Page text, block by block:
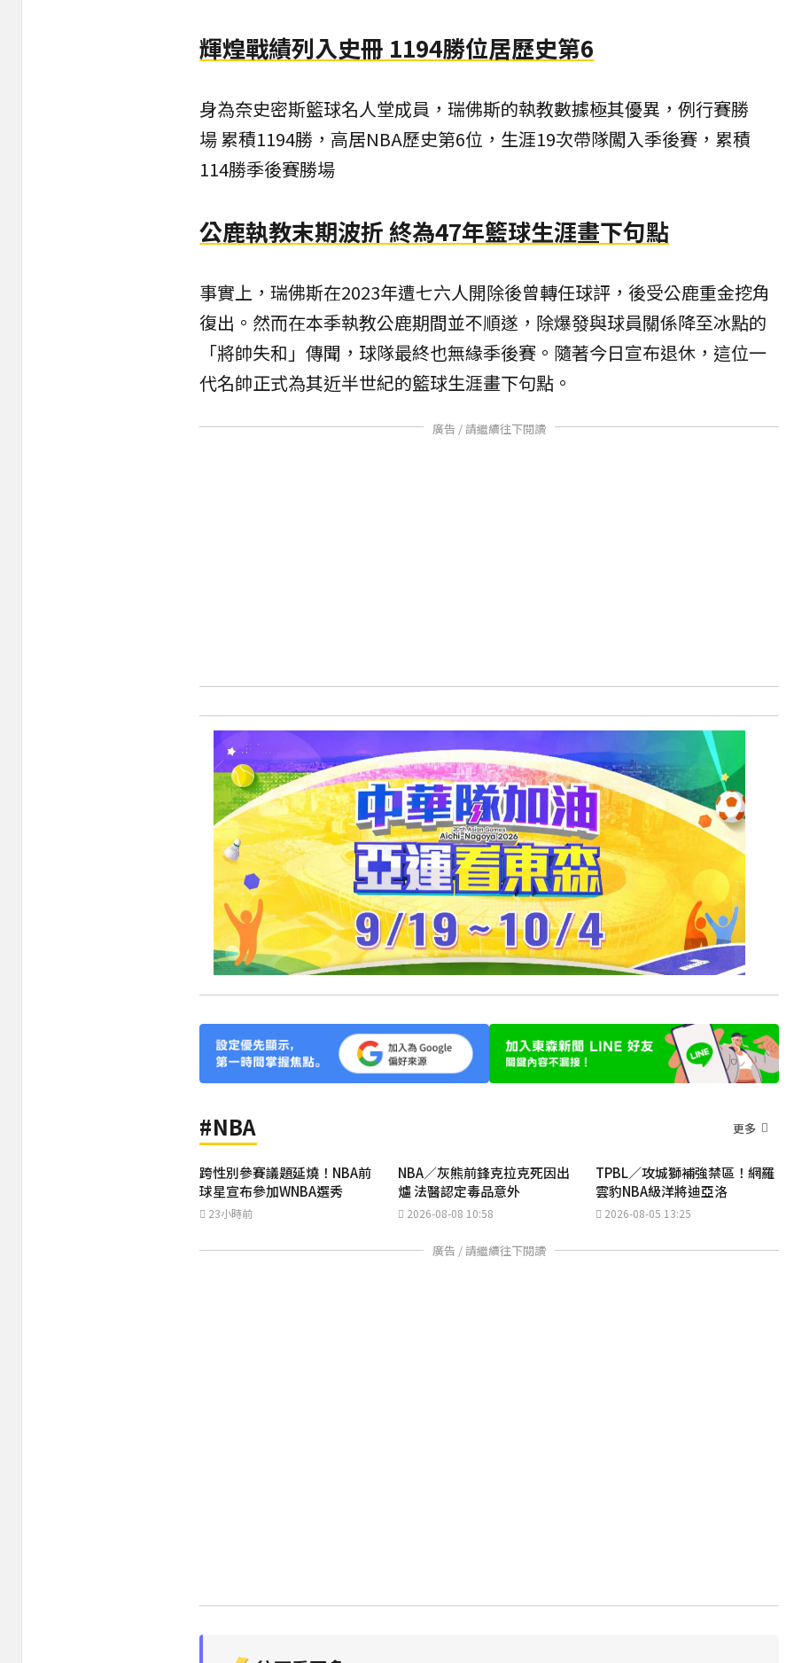
輝煌戰績列入史冊 1194勝位居歷史第6
身為奈史密斯籃球名人堂成員，瑞佛斯的執教數據極其優異，例行賽勝
場 累積1194勝，高居NBA歷史第6位，生涯19次帶隊闖入季後賽，累積
114勝季後賽勝場
公鹿執教末期波折 終為47年籃球生涯畫下句點
事實上，瑞佛斯在2023年遭七六人開除後曾轉任球評，後受公鹿重金挖角
復出。然而在本季執教公鹿期間並不順遂，除爆發與球員關係降至冰點的
「將帥失和」傳聞，球隊最終也無緣季後賽。隨著今日宣布退休，這位一
代名帥正式為其近半世紀的籃球生涯畫下句點。
廣告 / 請繼續往下閱讀
#NBA 更多
跨性別參賽議題延燒！NBA前
球星宣布參加WNBA選秀
23小時前
NBA／灰熊前鋒克拉克死因出
爐 法醫認定毒品意外
2026-08-08 10:58
TPBL／攻城獅補強禁區！網羅
雲豹NBA級洋將迪亞洛
2026-08-05 13:25
廣告 / 請繼續往下閱讀